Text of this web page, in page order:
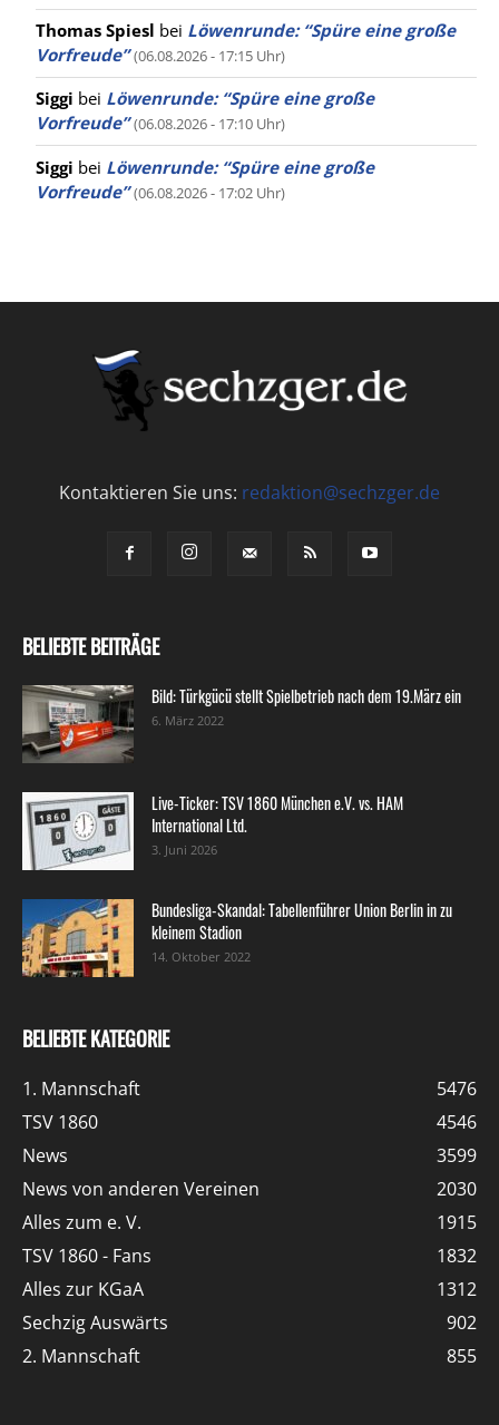
Thomas Spiesl bei Löwenrunde: “Spüre eine große
Vorfreude” (06.08.2026 - 17:15 Uhr)
Siggi bei Löwenrunde: “Spüre eine große
Vorfreude” (06.08.2026 - 17:10 Uhr)
Siggi bei Löwenrunde: “Spüre eine große
Vorfreude” (06.08.2026 - 17:02 Uhr)
Kontaktieren Sie uns: redaktion@sechzger.de
BELIEBTE BEITRÄGE
Bild: Türkgücü stellt Spielbetrieb nach dem 19.März ein
6. März 2022
Live-Ticker: TSV 1860 München e.V. vs. HAM
International Ltd.
3. Juni 2026
Bundesliga-Skandal: Tabellenführer Union Berlin in zu
kleinem Stadion
14. Oktober 2022
BELIEBTE KATEGORIE
1. Mannschaft
5476
TSV 1860
4546
News
3599
News von anderen Vereinen
2030
Alles zum e. V.
1915
TSV 1860 - Fans
1832
Alles zur KGaA
1312
Sechzig Auswärts
902
2. Mannschaft
855